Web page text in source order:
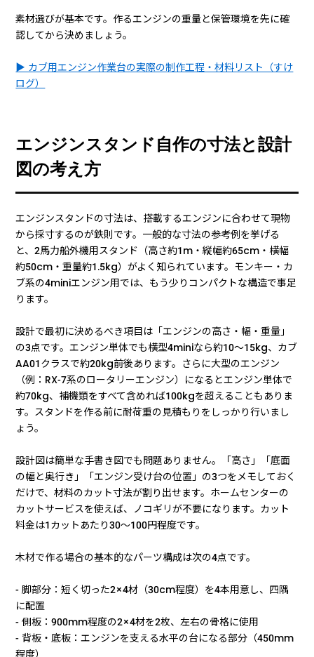
素材選びが基本です。作るエンジンの重量と保管環境を先に確
認してから決めましょう。
▶ カブ用エンジン作業台の実際の制作工程・材料リスト（すけ
ログ）
エンジンスタンド自作の寸法と設計
図の考え方
エンジンスタンドの寸法は、搭載するエンジンに合わせて現物
から採寸するのが鉄則です。一般的な寸法の参考例を挙げる
と、2馬力船外機用スタンド（高さ約1m・縦幅約65cm・横幅
約50cm・重量約1.5kg）がよく知られています。モンキー・カ
ブ系の4miniエンジン用では、もう少りコンパクトな構造で事足
ります。
設計で最初に決めるべき項目は「エンジンの高さ・幅・重量」
の3点です。エンジン単体でも横型4miniなら約10〜15kg、カブ
AA01クラスで約20kg前後あります。さらに大型のエンジン
（例：RX-7系のロータリーエンジン）になるとエンジン単体で
約70kg、補機類をすべて含めれば100kgを超えることもありま
す。スタンドを作る前に耐荷重の見積もりをしっかり行いまし
ょう。
設計図は簡単な手書き図でも問題ありません。「高さ」「底面
の幅と奥行き」「エンジン受け台の位置」の3つをメモしておく
だけで、材料のカット寸法が割り出せます。ホームセンターの
カットサービスを使えば、ノコギリが不要になります。カット
料金は1カットあたり30〜100円程度です。
木材で作る場合の基本的なパーツ構成は次の4点です。
- 脚部分：短く切った2×4材（30cm程度）を4本用意し、四隅
に配置
- 側板：900mm程度の2×4材を2枚、左右の骨格に使用
- 背板・底板：エンジンを支える水平の台になる部分（450mm
程度）